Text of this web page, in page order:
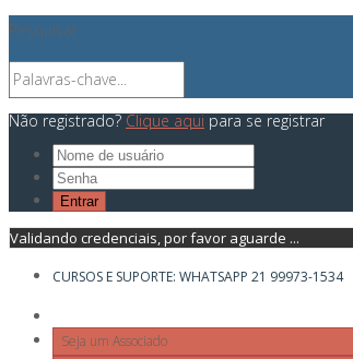
Pesquisar
Não registrado?Clique aquipara se registrar
Validando credenciais, por favor aguarde ...
CURSOS E SUPORTE: WHATSAPP 21 99973-1534
Seja um Associado